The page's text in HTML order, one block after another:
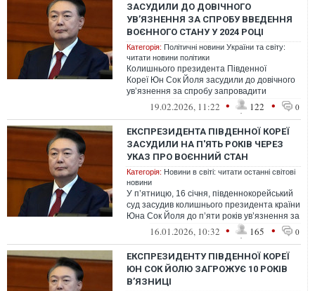
ЗАСУДИЛИ ДО ДОВІЧНОГО
УВ’ЯЗНЕННЯ ЗА СПРОБУ ВВЕДЕННЯ
ВОЄННОГО СТАНУ У 2024 РОЦІ
Категорія: Політичні новини України та світу:
читати новини політики
Колишнього президента Південної
Кореї Юн Сок Йоля засудили до довічного
ув’язнення за спробу запровадити
воєнний стан у 2024 році.
19.02.2026, 11:22 • 122 • 0
ЕКСПРЕЗИДЕНТА ПІВДЕННОЇ КОРЕЇ
ЗАСУДИЛИ НА П'ЯТЬ РОКІВ ЧЕРЕЗ
УКАЗ ПРО ВОЄННИЙ СТАН
Категорія: Новини в світі: читати останні світові
новини
У п’ятницю, 16 січня, південнокорейський
суд засудив колишнього президента країни
Юна Сок Йоля до п’яти років ув’язнення за
частиною звинувачень, пов’...
16.01.2026, 10:32 • 165 • 0
ЕКСПРЕЗИДЕНТУ ПІВДЕННОЇ КОРЕЇ
ЮН СОК ЙОЛЮ ЗАГРОЖУЄ 10 РОКІВ
В’ЯЗНИЦІ